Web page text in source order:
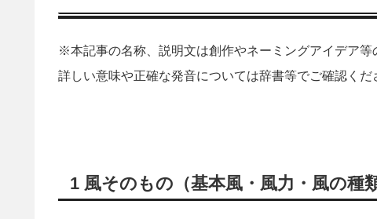
※本記事の名称、説明文は創作やネーミングアイデア等
詳しい意味や正確な発音については辞書等でご確認くだ
1 風そのもの（基本風・風力・風の種類